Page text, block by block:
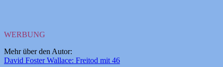
WERBUNG
Mehr über den Autor:
David Foster Wallace: Freitod mit 46